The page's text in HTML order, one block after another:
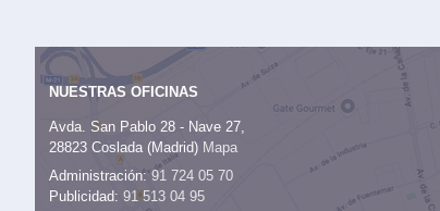
NUESTRAS OFICINAS
Avda. San Pablo 28 - Nave 27,
28823 Coslada (Madrid) Mapa
Administración:91 724 05 70
Publicidad: 91 513 04 95